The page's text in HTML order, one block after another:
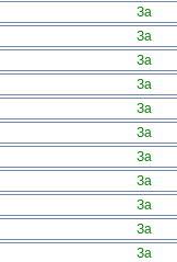
За
За
За
За
За
За
За
За
За
За
За